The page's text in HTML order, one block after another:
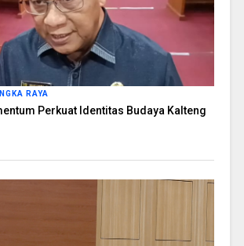
RAYA
Perkuat Identitas Budaya Kalteng